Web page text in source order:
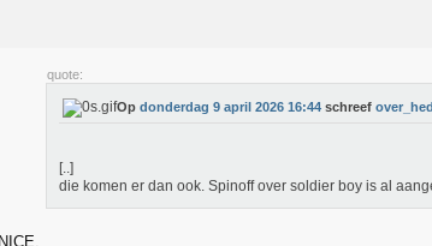
quote:
Op donderdag 9 april 2026 16:44 schreef
[..]
die komen er dan ook. Spinoff over soldier boy is al
NICE.